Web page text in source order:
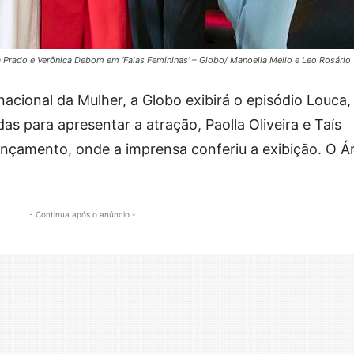
e Verônica Debom em ‘Falas Femininas’ – Globo/ Manoella Mello e Leo Rosário
da Mulher, a Globo exibirá o episódio Louca,
para apresentar a atração, Paolla Oliveira e Taís
onde a imprensa conferiu a exibição. O
- Continua após o anúncio -